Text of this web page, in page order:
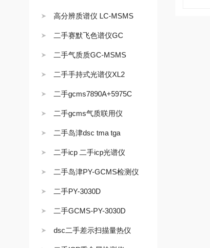
高分辨质谱仪 LC-MSMS
二手赛默飞色谱仪GC
二手气质质GC-MSMS
二手手持式光谱仪XL2
二手gcms7890A+5975C
二手gcms气质联用仪
二手岛津dsc tma tga
二手icp 二手icp光谱仪
二手岛津PY-GCMS检测仪
二手PY-3030D
二手GCMS-PY-3030D
dsc二手差示扫描量热仪